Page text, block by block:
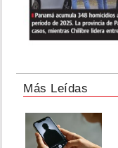
Más Leídas